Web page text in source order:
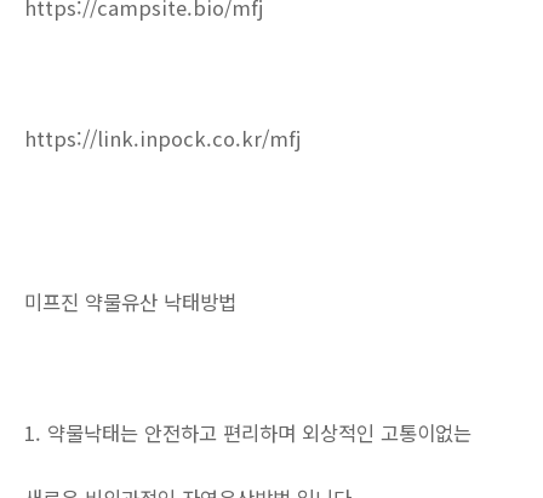
https://campsite.bio/mfj
https://link.inpock.co.kr/mfj
미프진 약물유산 낙태방법
1. 약물낙태는 안전하고 편리하며 외상적인 고통이없는